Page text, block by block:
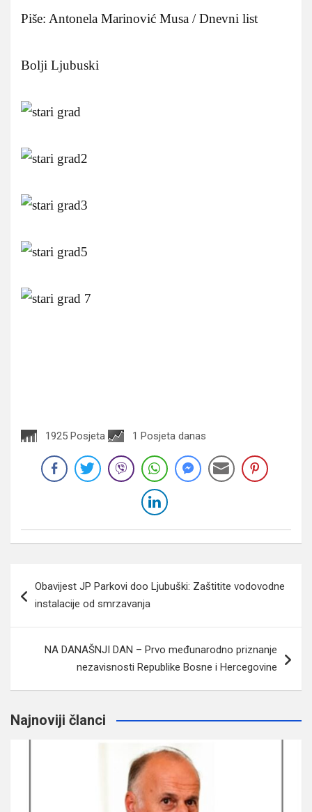
Piše: Antonela Marinović Musa / Dnevni list
Bolji Ljubuski
1925 Posjeta 1 Posjeta danas
članaka
Obavijest JP Parkovi doo Ljubuški: Zaštitite vodovodne
instalacije od smrzavanja
NA DANAŠNJI DAN – Prvo međunarodno priznanje
nezavisnosti Republike Bosne i Hercegovine
Najnoviji članci